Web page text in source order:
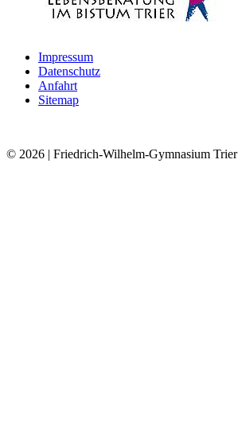
Impressum
Datenschutz
Anfahrt
Sitemap
© 2026 | Friedrich-Wilhelm-Gymnasium Trier